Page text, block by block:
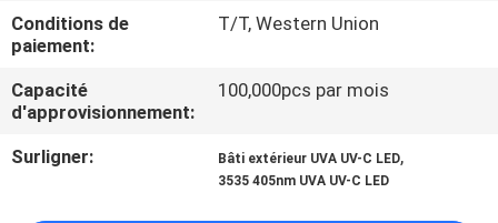
VISITE
D'USINE
CONTRÔLE
DE
Conditions de
paiement:
T/T, Western Union
Capacité
d'approvisionnement:
100,000pcs par mois
Surligner: Bâti extérieur UVA UV-C LED,
3535 405nm UVA UV-C LED